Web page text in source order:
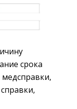
срока
медсправки,